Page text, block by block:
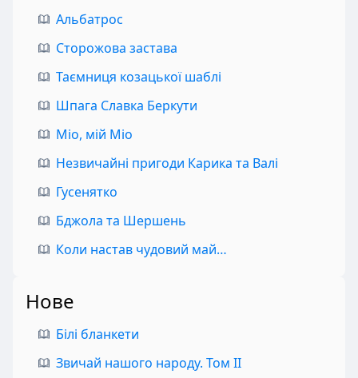
Альбатрос
Сторожова застава
Таємниця козацької шаблі
Шпага Славка Беркути
Міо, мій Міо
Незвичайні пригоди Карика та Валі
Гусенятко
Бджола та Шершень
Коли настав чудовий май…
Нове
Білі бланкети
Звичай нашого народу. Том II